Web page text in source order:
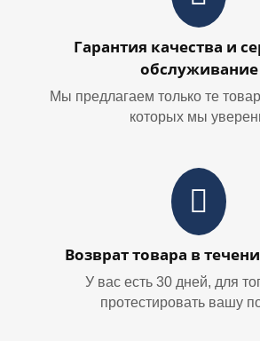
Гарантия качества и
обслуживание
Мы предлагаем только те
которых мы
Возврат товара в
У вас есть 30 дней, для
протестировать вашу